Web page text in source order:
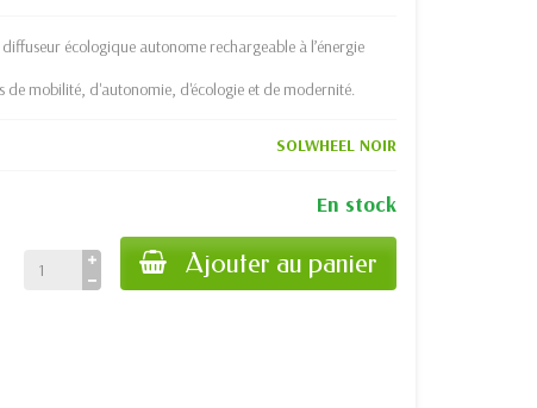
écologique autonome rechargeable à l’énergie
de mobilité, d'autonomie, d'écologie et de modernité.
SOLWHEEL NOIR
En stock
Ajouter au panier